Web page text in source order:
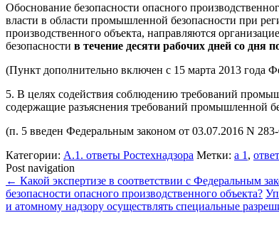
Обоснование безопасности опасного
власти в области промышленной безопасности при
производственного объекта, направляются
безопасности в течение десяти рабочих дней со дня
(Пункт дополнительно включен с 15 марта 2013 года
5. В целях содействия соблюдению требований
содержащие разъяснения требований промышленной
(п. 5 введен Федеральным законом от 03.07.2016 N
Категории: А.1. ответы Ростехнадзора Метки: а 1 ,
Post navigation
← Какой экспертизе в соответствии с Федеральным
безопасности опасного производственного объекта?
и атомному надзору осуществлять специальные